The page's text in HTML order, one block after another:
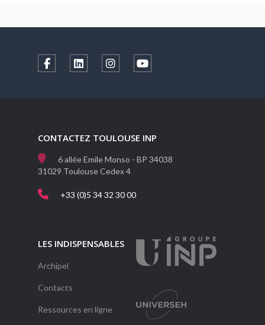
CONTACTEZ TOULOUSE INP
6 allée Emile Monso - BP 34038
31029 Toulouse Cedex 4
+33 (0)5 34 32 30 00
LES INDISPENSABLES
Archipel
Contacts
Ressources en ligne